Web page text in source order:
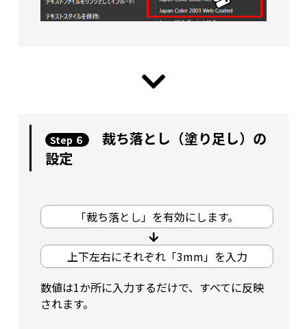
Step ６
裁ち落とし（塗り足し）の
設定
「裁ち落とし」を有効にします。
上下左右にそれぞれ「3mm」を入力
数値は1か所に入力するだけで、すべてに反映
されます。